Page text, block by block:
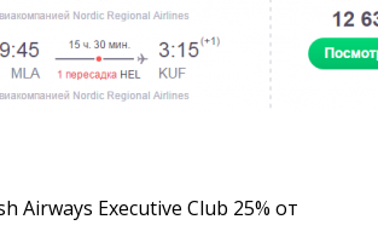
Airways Executive Club 25% от